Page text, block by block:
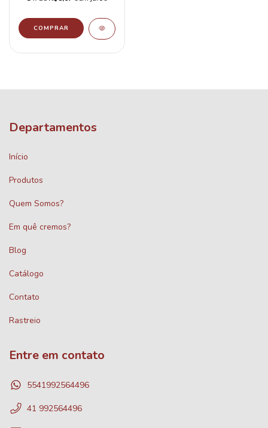
Departamentos
Início
Produtos
Quem Somos?
Em quê cremos?
Blog
Catálogo
Contato
Rastreio
Entre em contato
5541992564496
41 992564496